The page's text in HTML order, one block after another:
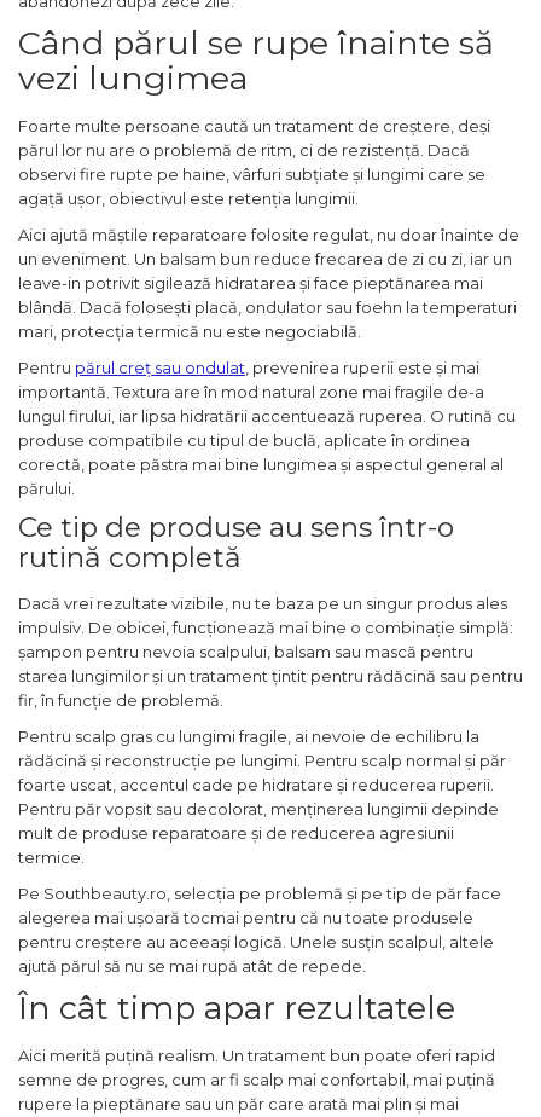
Când părul se rupe înainte să
vezi lungimea
Foarte multe persoane caută un tratament de creștere, deși
părul lor nu are o problemă de ritm, ci de rezistență. Dacă
observi fire rupte pe haine, vârfuri subțiate și lungimi care se
agață ușor, obiectivul este retenția lungimii.
Aici ajută măștile reparatoare folosite regulat, nu doar înainte de
un eveniment. Un balsam bun reduce frecarea de zi cu zi, iar un
leave-in potrivit sigilează hidratarea și face pieptănarea mai
blândă. Dacă folosești placă, ondulator sau foehn la temperaturi
mari, protecția termică nu este negociabilă.
Pentru părul creț sau ondulat, prevenirea ruperii este și mai
importantă. Textura are în mod natural zone mai fragile de-a
lungul firului, iar lipsa hidratării accentuează ruperea. O rutină cu
produse compatibile cu tipul de buclă, aplicate în ordinea
corectă, poate păstra mai bine lungimea și aspectul general al
părului.
Ce tip de produse au sens într-o
rutină completă
Dacă vrei rezultate vizibile, nu te baza pe un singur produs ales
impulsiv. De obicei, funcționează mai bine o combinație simplă:
șampon pentru nevoia scalpului, balsam sau mască pentru
starea lungimilor și un tratament țintit pentru rădăcină sau pentru
fir, în funcție de problemă.
Pentru scalp gras cu lungimi fragile, ai nevoie de echilibru la
rădăcină și reconstrucție pe lungimi. Pentru scalp normal și păr
foarte uscat, accentul cade pe hidratare și reducerea ruperii.
Pentru păr vopsit sau decolorat, menținerea lungimii depinde
mult de produse reparatoare și de reducerea agresiunii
termice.
Pe Southbeauty.ro, selecția pe problemă și pe tip de păr face
alegerea mai ușoară tocmai pentru că nu toate produsele
pentru creștere au aceeași logică. Unele susțin scalpul, altele
ajută părul să nu se mai rupă atât de repede.
În cât timp apar rezultatele
Aici merită puțină realism. Un tratament bun poate oferi rapid
semne de progres, cum ar fi scalp mai confortabil, mai puțină
rupere la pieptănare sau un păr care arată mai plin și mai